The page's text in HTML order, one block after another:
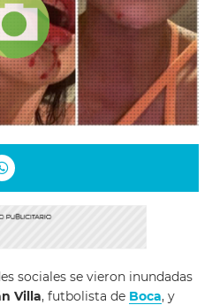
sociales se vieron inundadas
Villa, futbolista de Boca, y